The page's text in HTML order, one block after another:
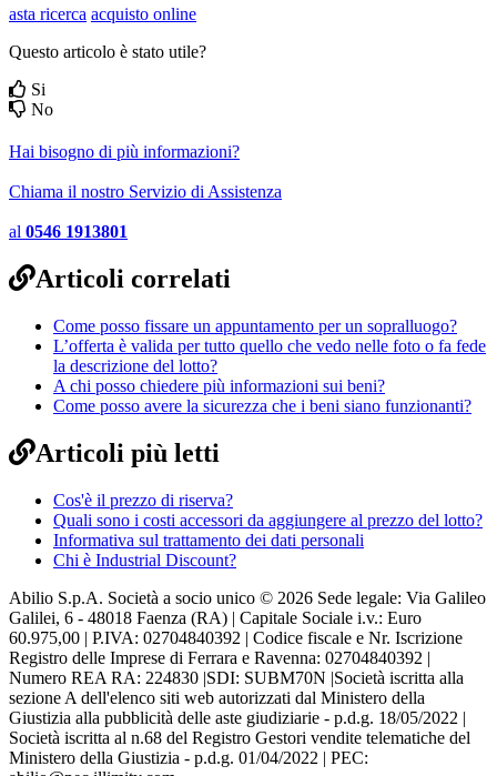
asta ricerca acquisto online
Questo articolo è stato utile?
Si
No
Hai bisogno di più informazioni?
Chiama il nostro Servizio di Assistenza
al 0546 1913801
Articoli correlati
Come posso fissare un appuntamento per un sopralluogo?
L’offerta è valida per tutto quello che vedo nelle foto o fa fede
la descrizione del lotto?
A chi posso chiedere più informazioni sui beni?
Come posso avere la sicurezza che i beni siano funzionanti?
Articoli più letti
Cos'è il prezzo di riserva?
Quali sono i costi accessori da aggiungere al prezzo del lotto?
Informativa sul trattamento dei dati personali
Chi è Industrial Discount?
Abilio S.p.A. Società a socio unico © 2026 Sede legale: Via Galileo
Galilei, 6 - 48018 Faenza (RA) | Capitale Sociale i.v.: Euro
60.975,00 | P.IVA: 02704840392 | Codice fiscale e Nr. Iscrizione
Registro delle Imprese di Ferrara e Ravenna: 02704840392 |
Numero REA RA: 224830 |SDI: SUBM70N |Società iscritta alla
sezione A dell'elenco siti web autorizzati dal Ministero della
Giustizia alla pubblicità delle aste giudiziarie - p.d.g. 18/05/2022 |
Società iscritta al n.68 del Registro Gestori vendite telematiche del
Ministero della Giustizia - p.d.g. 01/04/2022 | PEC: